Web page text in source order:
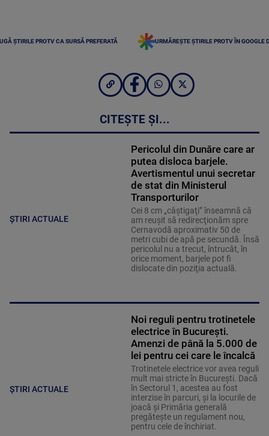
ȘTIRILE PROTV CA SURSĂ PREFERATĂ URMĂREȘTE ȘTIRILE PROTV ÎN GOOGLE
CITEȘTE ȘI...
ȘTIRI ACTUALE
Pericolul din Dunăre care ar
putea disloca barjele.
Avertismentul unui secretar
de stat din Ministerul
Transporturilor
Cei 8 cm „câştigaţi” înseamnă că
am reuşit să redirecţionăm spre
Cernavodă aproximativ 50 de
metri cubi de apă pe secundă. Însă
pericolul nu a trecut, întrucât, în
orice moment, barjele pot fi
dislocate din poziţia actuală.
ȘTIRI ACTUALE
Noi reguli pentru trotinetele
electrice în București.
Amenzi de până la 5.000 de
lei pentru cei care le încalcă
Trotinetele electrice vor avea reguli
mult mai stricte în București. Dacă
în Sectorul 1, acestea au fost
interzise în parcuri, și la locurile de
joacă și Primăria generală
pregătește un regulament nou,
pentru cele de închiriat.